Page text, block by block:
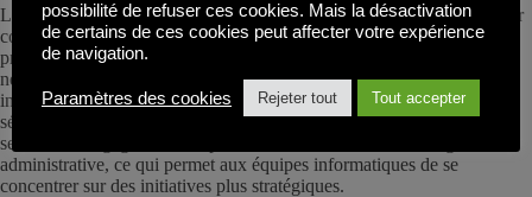
La gestion d'un environnement de bureau virtuel peut souvent s'avérer
complexe et fastidieuse. Inuvika OVD Enterprise simplifie ce
processus grâce à une console web unique et conviviale. Il n'est pas
nécessaire d'installer un client de gestion sur les postes de travail
individuels, car l'ensemble de l'environnement peut être géré en toute
sécurité depuis n'importe quel appareil. Cette approche permet non
seulement de gagner du temps, mais aussi de réduire la charge
administrative, ce qui permet aux équipes informatiques de se
concentrer sur des initiatives plus stratégiques.
possibilité de refuser ces cookies. Mais la désactivation
de certains de ces cookies peut affecter votre expérience
de navigation.
Paramètres des cookies Rejeter tout Tout accepter